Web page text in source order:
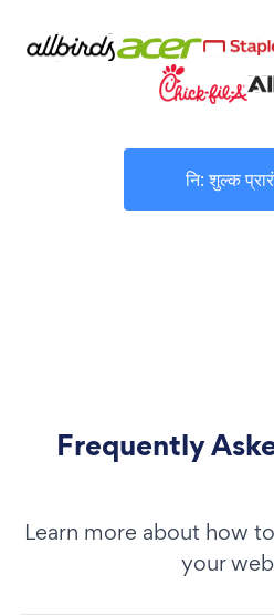
नि: शुल्क
Frequently
Learn more about how
your